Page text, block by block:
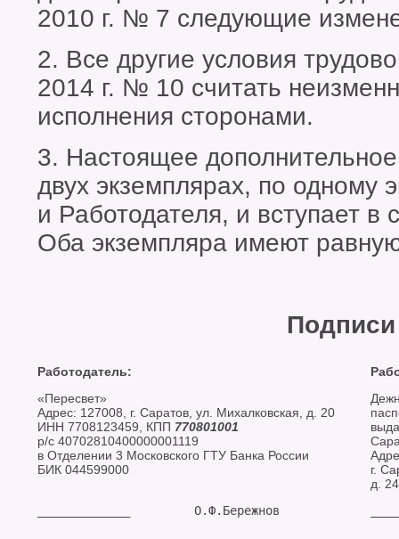
2010 г. № 7 следующие
2. Все другие условия
2014 г. № 10 считать
исполнения сторонами.
3. Настоящее
двух экземплярах, по одному
и Работодателя, и вступает в
Оба экземпляра имеют
Работодатель:
«Пересвет»
Адрес: 127008, г. Саратов, ул. Михалковская, д. 20
ИНН 7708123459, КПП 770801001
р/с 40702810400000001119
в Отделении 3 Московского ГТУ Банка России
БИК 044599000
г.
д.
_____________         О.Ф.Бережнов